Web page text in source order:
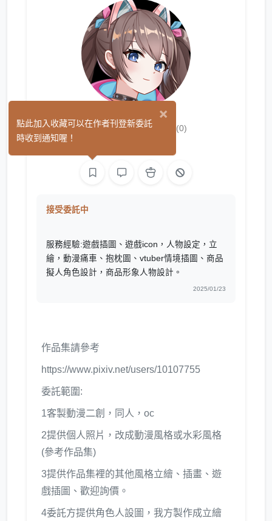
白玉糰子ury (0)
接受委託中
服務經驗:遊戲插圖、遊戲icon，人物設定，立
繪，動漫痛車、抱枕圖、vtuber情境插圖、商品
擬人角色設計，商品形象人物設計。
2025/01/23
作品集請參考
https://www.pixiv.net/users/10107755
委託範圍:
1客製動漫二創，同人，oc
2提供個人照片，改成動漫風格或水彩風格
(參考作品集)
3提供作品集裡的其他風格立繪、插畫、遊
戲插圖、歡迎詢價。
4委託方提供角色人設圖，我方製作成立繪
×
點此加入收藏可以在作者刊登新委託
時收到通知喔！